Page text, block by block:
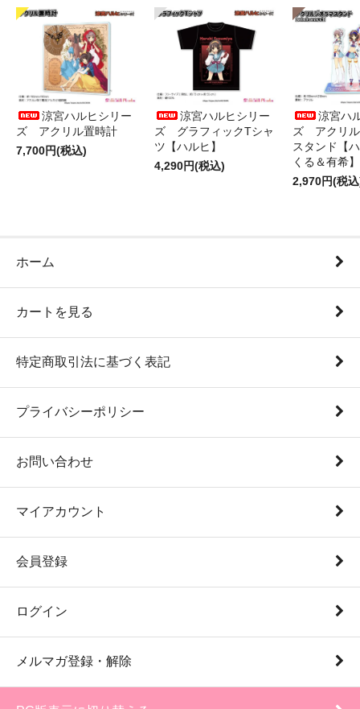
涼宮ハルヒシリー
ズ アクリル置時計
7,700円(税込)
涼宮ハルヒシリー
ズ グラフィックTシャ
ツ【ハルヒ】
4,290円(税込)
涼宮ハ
ズ アクリル
スタンド【
くる＆有希】
2,970円(税
ホーム
カートを見る
特定商取引法に基づく表記
プライバシーポリシー
お問い合わせ
マイアカウント
会員登録
ログイン
メルマガ登録・解除